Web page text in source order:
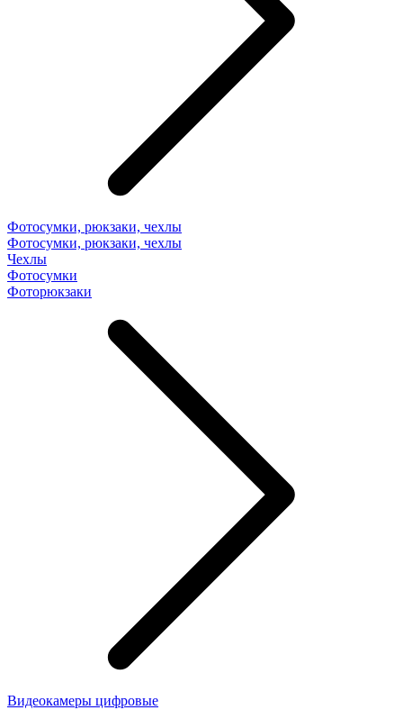
Фотосумки, рюкзаки, чехлы
Фотосумки, рюкзаки, чехлы
Чехлы
Фотосумки
Фоторюкзаки
Видеокамеры цифровые